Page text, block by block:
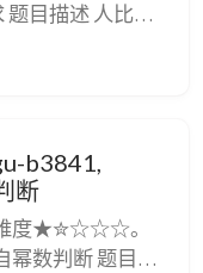
题目描述 人比
程度。参赛的鱼
任意两只鱼的可
朝...
b3841,
断
难度★✮☆☆☆。
幂数判断 题目要